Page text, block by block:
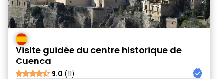
Visite guidée du centre historique de
Cuenca
9.0 (11)